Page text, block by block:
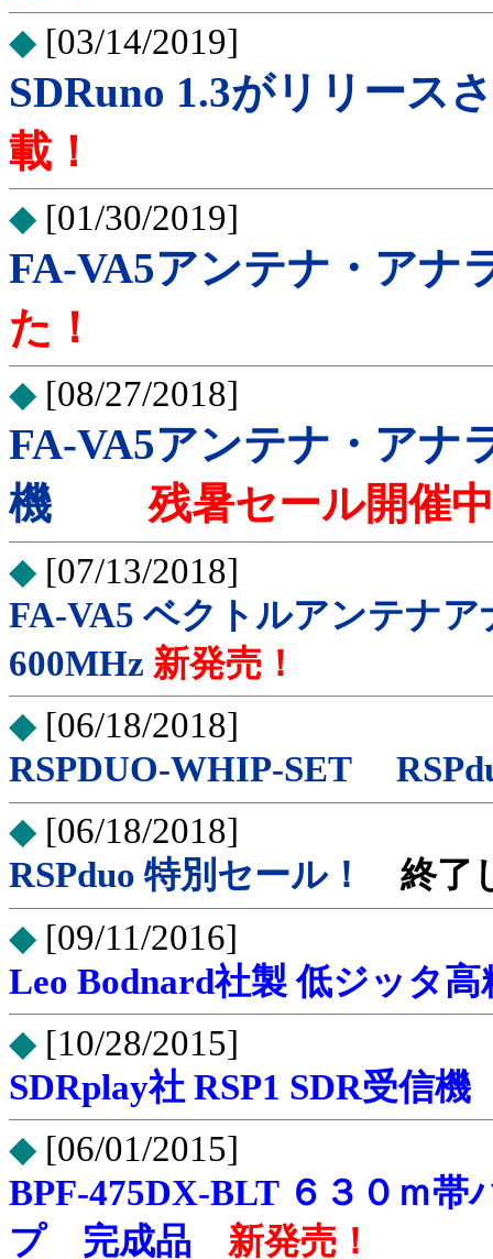
◆ [03/14/2019]
SDRuno 1.3がリリース
載！
◆ [01/30/2019]
FA-VA5アンテナ・アナ
た！
◆ [08/27/2018]
FA-VA5アンテナ・アナ
機
残暑セール開催
◆ [07/13/2018]
FA-VA5 ベクトルアンテナ
600MHz 新発売！
◆ [06/18/2018]
RSPDUO-WHIP-SET
◆ [06/18/2018]
RSPduo 特別セール！
終了
◆ [09/11/2016]
Leo Bodnard社製 低ジッタ
◆ [10/28/2015]
SDRplay社 RSP1 SDR受信
◆ [06/01/2015]
BPF-475DX-BLT ６３０ｍ
プ 完成品 新発売！